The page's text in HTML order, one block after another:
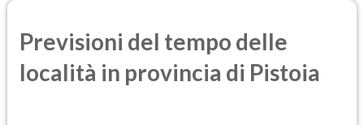
Previsioni del tempo delle
località in provincia di Pistoia